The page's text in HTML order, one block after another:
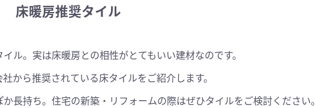
床暖房推奨タイル
ル。実は床暖房との相性がとてもいい建材なのです。
から推奨されている床タイルをご紹介します。
長持ち。住宅の新築・リフォームの際はぜひタイルをご検討ください。